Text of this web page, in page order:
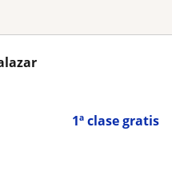
1ª clase gratis